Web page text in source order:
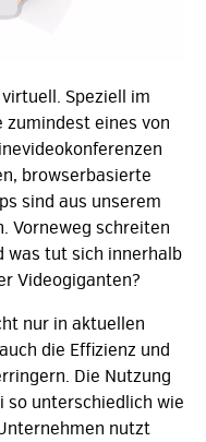
Speziell im
zumindest eines von
browserbasierte
sind aus unserem
Vorneweg schreiten
was tut sich innerhalb
Videogiganten?
nur in aktuellen
die Effizienz und
Die Nutzung
so unterschiedlich wie
nutzt